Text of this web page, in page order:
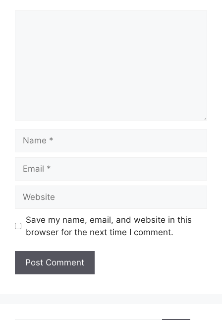
Save my name, email, and website in this
browser for the next time I comment.